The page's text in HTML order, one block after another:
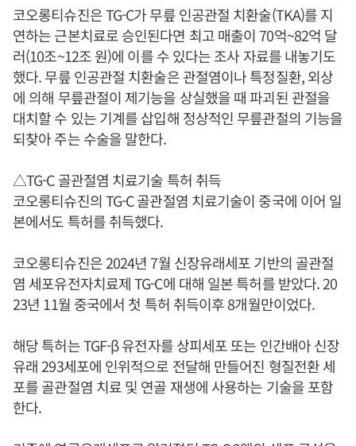
코오롱티슈진은 TG-C가 무릎 인공관절 치환술(TKA)를 지
연하는 근본치료로 승인된다면 최고 매출이 70억~82억 달
러(10조~12조 원)에 이를 수 있다는 조사 자료를 내놓기도
했다. 무릎 인공관절 치환술은 관절염이나 특정질환, 외상
에 의해 무릎관절이 제기능을 상실했을 때 파괴된 관절을
대치할 수 있는 기계를 삽입해 정상적인 무릎관절의 기능을
되찾아 주는 수술을 말한다.
△TG-C 골관절염 치료기술 특허 취득
코오롱티슈진의 TG-C 골관절염 치료기술이 중국에 이어 일
본에서도 특허를 취득했다.
코오롱티슈진은 2024년 7월 신장유래세포 기반의 골관절
염 세포유전자치료제 TG-C에 대해 일본 특허를 받았다. 20
23년 11월 중국에서 첫 특허 취득이후 8개월만이었다.
해당 특허는 TGF-β 유전자를 상피세포 또는 인간배아 신장
유래 293세포에 인위적으로 전달해 만들어진 형질전환 세
포를 골관절염 치료 및 연골 재생에 사용하는 기술을 포함
한다.